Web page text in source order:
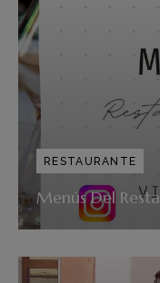
RESTAURANTE
Menús Del